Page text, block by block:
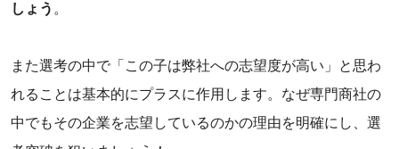
しょう 。
また選考の中で「この子は弊社への志望度が高い」と思わ
れることは基本的にプラスに作用します。なぜ専門商社の
中でもその企業を志望しているのかの理由を明確にし、選